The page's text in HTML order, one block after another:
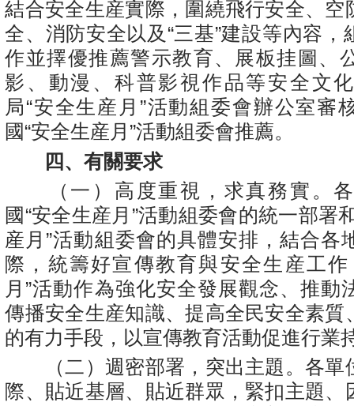
結合安全生産實際，圍繞飛行安全、空
全、消防安全以及“三基”建設等內容，
作並擇優推薦警示教育、展板挂圖、
影、動漫、科普影視作品等安全文
局“安全生産月”活動組委會辦公室審
國“安全生産月”活動組委會推薦。
四、有關要求
（一）高度重視，求真務實。各
國“安全生産月”活動組委會的統一部署
産月”活動組委會的具體安排，結合各
際，統籌好宣傳教育與安全生産工作
月”活動作為強化安全發展觀念、推動
傳播安全生産知識、提高全民安全素質
的有力手段，以宣傳教育活動促進行業
（二）週密部署，突出主題。各單
際、貼近基層、貼近群眾，緊扣主題、